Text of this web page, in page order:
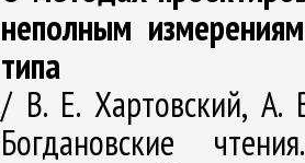
неполным
типа
/ В. Е. Хартовский, А.
Богдановские